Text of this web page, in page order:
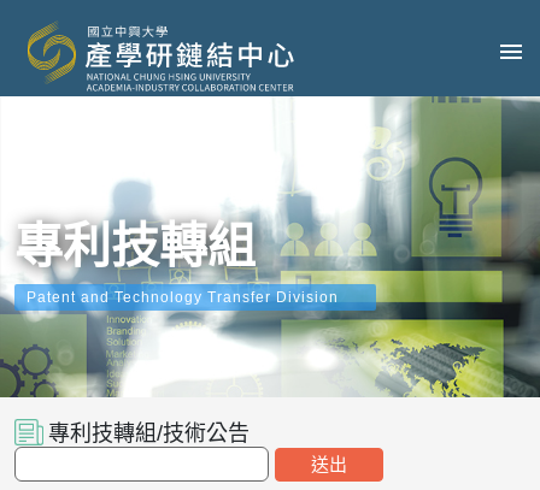
專利技轉組
Patent and Technology Transfer Division
專利技轉組/技術公告